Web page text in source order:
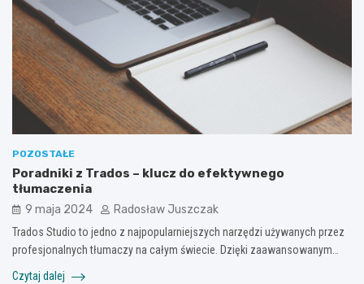
POZOSTAŁE
Poradniki z Trados – klucz do efektywnego
tłumaczenia
9 maja 2024 Radosław Juszczak
Trados Studio to jedno z najpopularniejszych narzędzi używanych przez
profesjonalnych tłumaczy na całym świecie. Dzięki zaawansowanym…
Czytaj dalej